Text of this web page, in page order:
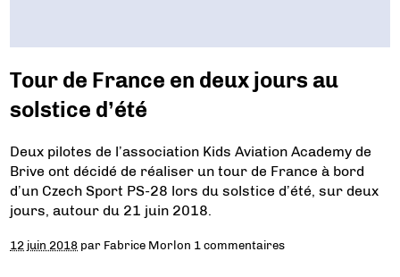
Tour de France en deux jours au
solstice d’été
Deux pilotes de l’association Kids Aviation Academy de
Brive ont décidé de réaliser un tour de France à bord
d’un Czech Sport PS-28 lors du solstice d’été, sur deux
jours, autour du 21 juin 2018.
12 juin 2018 par Fabrice Morlon 1 commentaires